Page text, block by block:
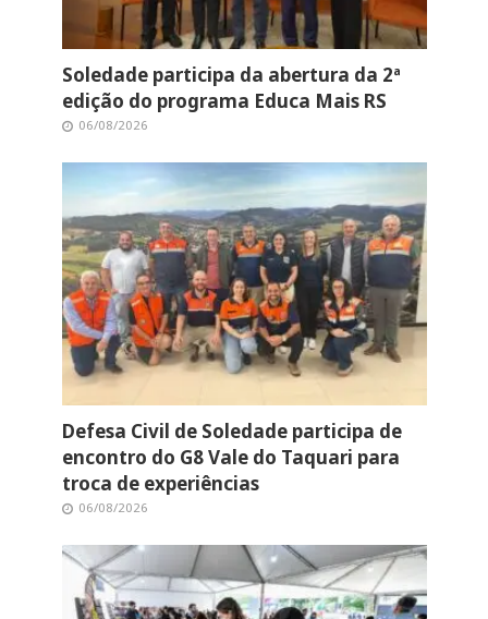
Soledade participa da abertura da 2ª
edição do programa Educa Mais RS
06/08/2026
Defesa Civil de Soledade participa de
encontro do G8 Vale do Taquari para
troca de experiências
06/08/2026